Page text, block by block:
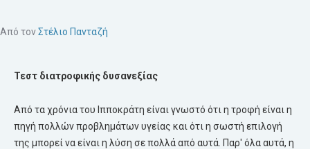
Από τονΣτέλιο Πανταζή
Τεστ διατροφικής δυσανεξίας
Από τα χρόνια του Ιπποκράτη είναι γνωστό ότι η τροφή είναι η
πηγή πολλών προβλημάτων υγείας και ότι η σωστή επιλογή
της μπορεί να είναι η λύση σε πολλά από αυτά. Παρ' όλα αυτά, η